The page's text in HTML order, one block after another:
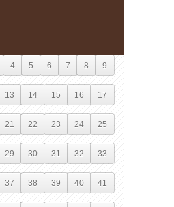
4 5 6 7 8 9
13 14 15 16 17
21 22 23 24 25
29 30 31 32 33
37 38 39 40 41